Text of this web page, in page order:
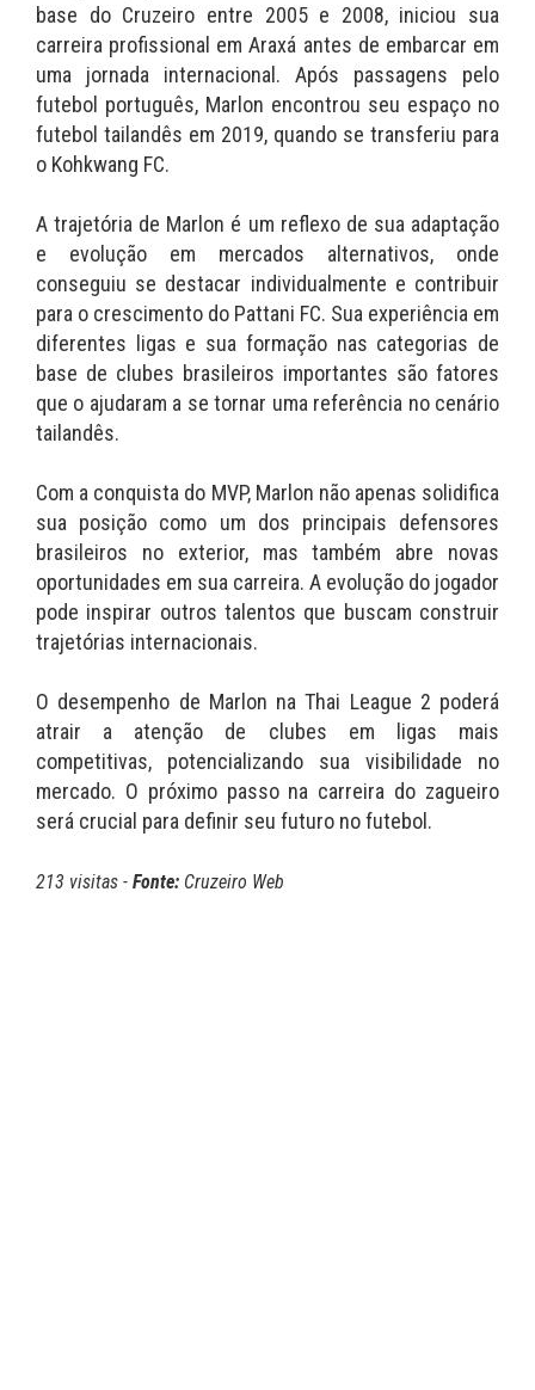
base do Cruzeiro entre 2005 e 2008, iniciou sua
carreira profissional em Araxá antes de embarcar em
uma jornada internacional. Após passagens pelo
futebol português, Marlon encontrou seu espaço no
futebol tailandês em 2019, quando se transferiu para
o Kohkwang FC.
A trajetória de Marlon é um reflexo de sua adaptação
e evolução em mercados alternativos, onde
conseguiu se destacar individualmente e contribuir
para o crescimento do Pattani FC. Sua experiência em
diferentes ligas e sua formação nas categorias de
base de clubes brasileiros importantes são fatores
que o ajudaram a se tornar uma referência no cenário
tailandês.
Com a conquista do MVP, Marlon não apenas solidifica
sua posição como um dos principais defensores
brasileiros no exterior, mas também abre novas
oportunidades em sua carreira. A evolução do jogador
pode inspirar outros talentos que buscam construir
trajetórias internacionais.
O desempenho de Marlon na Thai League 2 poderá
atrair a atenção de clubes em ligas mais
competitivas, potencializando sua visibilidade no
mercado. O próximo passo na carreira do zagueiro
será crucial para definir seu futuro no futebol.
213 visitas - Fonte: Cruzeiro Web